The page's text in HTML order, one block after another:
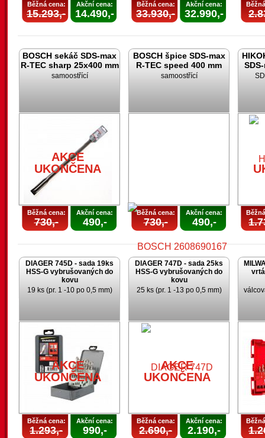
Běžná cena:
15.293,-
Akční cena:
14.490,-
Běžná cena:
33.930,-
Akční cena:
32.990,-
BOSCH sekáč SDS-max
R-TEC sharp 25x400 mm
samoostřící
AKCE
UKONČENA
Běžná cena:
730,-
Akční cena:
490,-
BOSCH špice SDS-max
R-TEC speed 400 mm
samoostřící
Běžná cena:
730,-
Akční cena:
490,-
DIAGER 745D - sada 19ks
HSS-G vybrušovaných do
kovu
19 ks (pr. 1 -10 po 0,5 mm)
AKCE
UKONČENA
Běžná cena:
1.293,-
Akční cena:
990,-
DIAGER 747D - sada 25ks
HSS-G vybrušovaných do
kovu
25 ks (pr. 1 -13 po 0,5 mm)
AKCE
UKONČENA
Běžná cena:
2.690,-
Akční cena:
2.190,-